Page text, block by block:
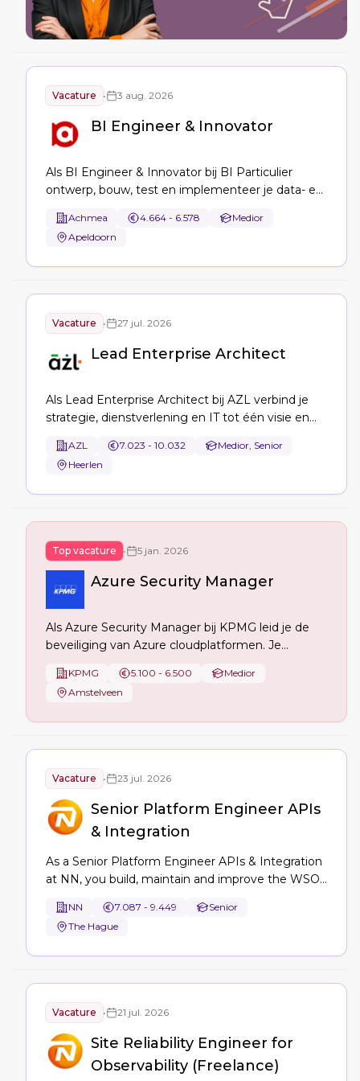
Vacature • 3 aug. 2026
BI Engineer & Innovator
Als BI Engineer & Innovator bij BI Particulier
ontwerp, bouw, test en implementeer je data- en
ontwikkel je semantische modellen en
dataproducten, en vertaal je BI/AI-innovaties
Achmea 4.664 - 6.578
Medior
Apeldoorn
Vacature • 27 jul. 2026
Lead Enterprise Architect
Als Lead Enterprise Architect bij AZL verbind je
strategie, dienstverlening en IT tot één visie en
event-driven landschap. Je adviseert CIO/directie,
borgt architectuurgovernance en
AZL 7.023 - 10.032
Medior, Senior
Heerlen
Top vacature • 5 jan. 2026
Azure Security Manager
Als Azure Security Manager bij KPMG leid je de
beveiliging van Azure cloudplatformen. Je
implementeert zero-trust en policy-as-code, en
verbetert identiteitsbeheer in complexe
geautomatiseerde …
KPMG 5.100 - 6.500
Medior
Amstelveen
Vacature • 23 jul. 2026
Senior Platform Engineer APIs
& Integration
As a Senior Platform Engineer APIs & Integration
at NN, you build, maintain and improve the WSO2
seamless API lifecycle management,
DevOps/GitOps pipelines, reliability and
NN 7.087 - 9.449
Senior
The Hague
Vacature • 21 jul. 2026
Site Reliability Engineer for
Observability (Freelance)